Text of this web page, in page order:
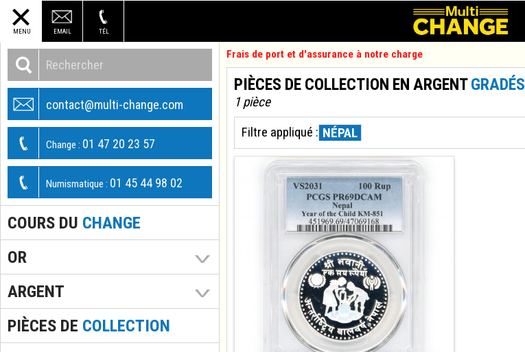
MENU EMAIL TÉL
contact@multi-change.com
Change : 01 47 20 23 57
Numismatique : 01 45 44 98 02
COURS DU CHANGE
OR
ARGENT
PIÈCES DE COLLECTION
Frais de port et d'assurance à notre charge
PIÈCES DE COLLECTION EN ARGENTGRADÉS
1 pièce
Filtre appliqué : NÉPAL